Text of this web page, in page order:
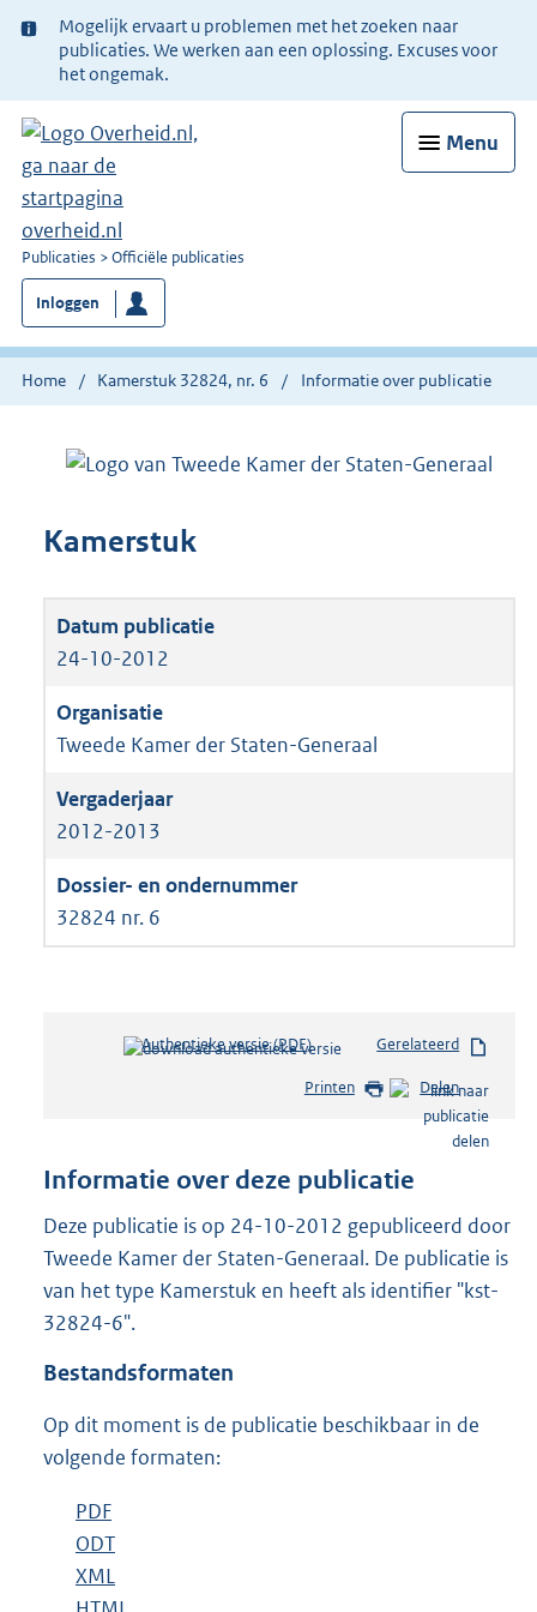
Ter
informatie:
Mogelijk ervaart u problemen met het zoeken naar
publicaties. We werken aan een oplossing. Excuses voor
het ongemak.
Menu
U
bent
nu
hier:
Publicaties Officiële publicaties
Inloggen
Home Kamerstuk 32824, nr. 6 Informatie over publicatie
Kamerstuk
24-10-2012
Tweede Kamer der Staten-Generaal
2012-2013
32824 nr. 6
Authentieke versie (PDF)b
s
d
s
r
o
:
Gerelateerd
Printen Delen
Informatie over deze publicatie
Deze publicatie is op 24-10-2012 gepubliceerd door
Tweede Kamer der Staten-Generaal. De publicatie is
van het type Kamerstuk en heeft als identifier "kst-
32824-6".
Bestandsformaten
Op dit moment is de publicatie beschikbaar in de
volgende formaten:
D
o
w
PDF
e
s
D
o
ODT
D
XML